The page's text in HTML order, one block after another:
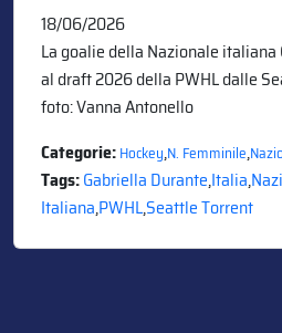
18/06/2026
La goalie della Nazionale
al draft 2026 della PWHL dalle
foto: Vanna Antonello
Categorie:Hockey,N. Femminile,
Tags:Gabriella Durante,Italia,
Italiana,PWHL,Seattle Torrent